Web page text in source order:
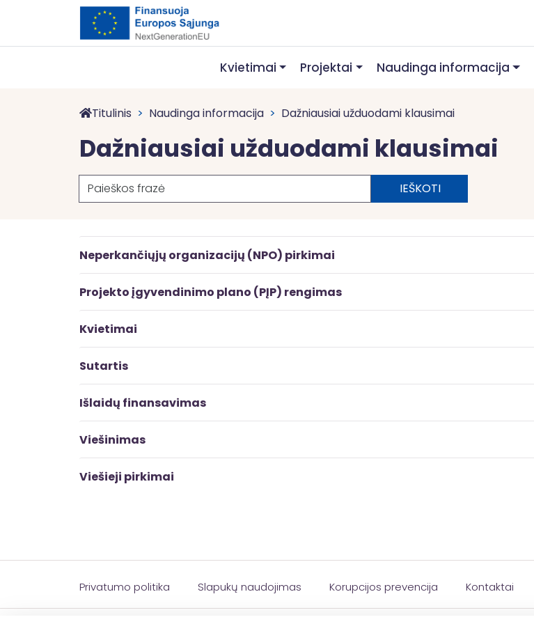
Kvietimai Projektai Naudinga informacija
Titulinis Naudinga informacija Dažniausiai užduodami klausimai
Dažniausiai užduodami klausimai
Paieška
Neperkančiųjų organizacijų (NPO) pirkimai
Projekto įgyvendinimo plano (PĮP) rengimas
Kvietimai
Sutartis
Išlaidų finansavimas
Viešinimas
Viešieji pirkimai
Privatumo politika Slapukų naudojimas Korupcijos prevencija Kontaktai